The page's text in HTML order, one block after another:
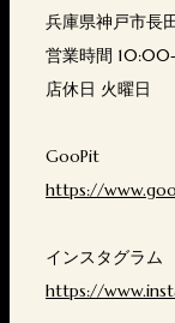
兵庫県神戸市長
営業時間
店休日 火曜日
GooPit
https://
インスタグラム
https://